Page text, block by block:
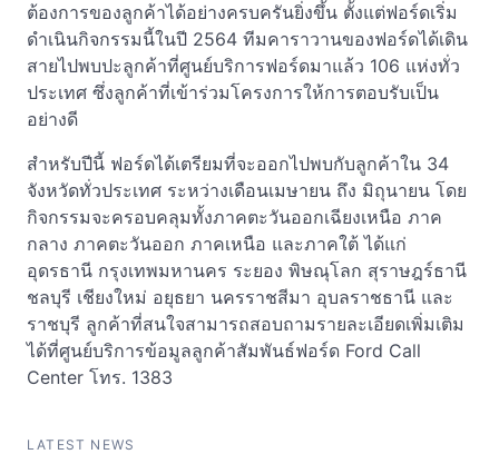
ต้องการของลูกค้าได้อย่างครบครันยิ่งขึ้น ตั้งแต่ฟอร์ดเริ่ม
ดำเนินกิจกรรมนี้ในปี 2564 ทีมคาราวานของฟอร์ดได้เดิน
สายไปพบปะลูกค้าที่ศูนย์บริการฟอร์ดมาแล้ว 106 แห่งทั่ว
ประเทศ ซึ่งลูกค้าที่เข้าร่วมโครงการให้การตอบรับเป็น
อย่างดี
สำหรับปีนี้ ฟอร์ดได้เตรียมที่จะออกไปพบกับลูกค้าใน 34
จังหวัดทั่วประเทศ ระหว่างเดือนเมษายน ถึง มิถุนายน โดย
กิจกรรมจะครอบคลุมทั้งภาคตะวันออกเฉียงเหนือ ภาค
กลาง ภาคตะวันออก ภาคเหนือ และภาคใต้ ได้แก่
อุดรธานี กรุงเทพมหานคร ระยอง พิษณุโลก สุราษฎร์ธานี
ชลบุรี เชียงใหม่ อยุธยา นครราชสีมา อุบลราชธานี และ
ราชบุรี ลูกค้าที่สนใจสามารถสอบถามรายละเอียดเพิ่มเติม
ได้ที่ศูนย์บริการข้อมูลลูกค้าสัมพันธ์ฟอร์ด Ford Call
Center โทร. 1383
LATEST NEWS